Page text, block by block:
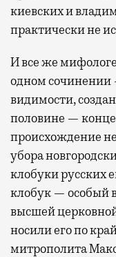
киевских и
практически не
И все же
одном сочинении
видимости,
половине — конце
происхождение
убора
клобуки русских
клобук — особый
высшей
носили его по
митрополита